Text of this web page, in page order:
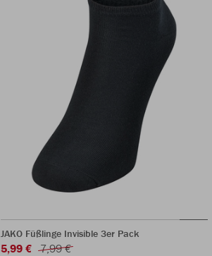
JAKO Füßlinge Invisible 3er Pack
5,99 € 7,99 €